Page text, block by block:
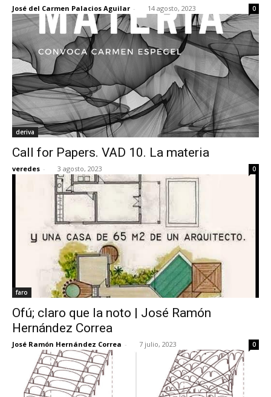
José del Carmen Palacios Aguilar - 14 agosto, 2023 0
deriva
Call for Papers. VAD 10. La materia
veredes - 3 agosto, 2023 0
faro
Ofú; claro que la noto | José Ramón
Hernández Correa
José Ramón Hernández Correa - 7 julio, 2023 0